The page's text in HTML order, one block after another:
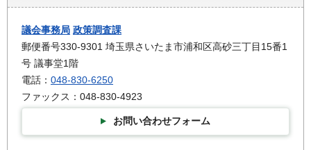
議会事務局 政策調査課
郵便番号330-9301 埼玉県さいたま市浦和区高砂三丁目15番1
号 議事堂1階
電話： 048-830-6250
ファックス：048-830-4923
お問い合わせフォーム